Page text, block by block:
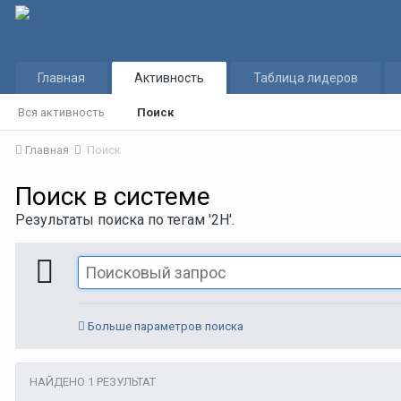
Главная Активность
Вся активность Поиск
Таблица лидеров
Главная Поиск
Поиск в системе
Результаты поиска по тегам '2H'.
Больше параметров поиска
НАЙДЕНО 1 РЕЗУЛЬТАТ